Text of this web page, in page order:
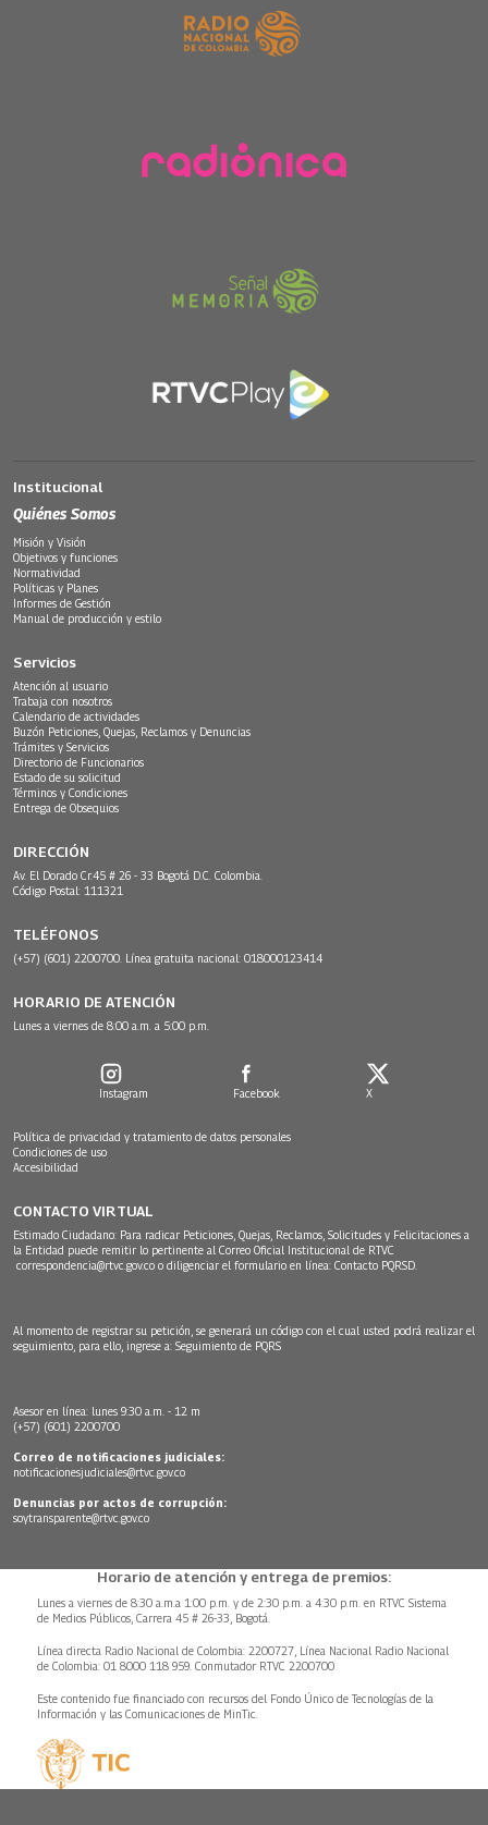
Institucional
Quiénes Somos
Misión y Visión
Objetivos y funciones
Normatividad
Políticas y Planes
Informes de Gestión
Manual de producción y estilo
Servicios
Atención al usuario
Trabaja con nosotros
Calendario de actividades
Buzón Peticiones, Quejas, Reclamos y Denuncias
Trámites y Servicios
Directorio de Funcionarios
Estado de su solicitud
Términos y Condiciones
Entrega de Obsequios
DIRECCIÓN
Av. El Dorado Cr.45 # 26 - 33 Bogotá D.C. Colombia.
Código Postal: 111321
TELÉFONOS
(+57) (601) 2200700. Línea gratuita nacional: 018000123414
HORARIO DE ATENCIÓN
Lunes a viernes de 8:00 a.m. a 5:00 p.m.
Instagram Facebook X
Política de privacidad y tratamiento de datos personales
Condiciones de uso
Accesibilidad
CONTACTO VIRTUAL
Estimado Ciudadano: Para radicar Peticiones, Quejas, Reclamos, Solicitudes y Felicitaciones a
la Entidad puede remitir lo pertinente al Correo Oficial Institucional de RTVC
correspondencia@rtvc.gov.co o diligenciar el formulario en línea: Contacto PQRSD.
Al momento de registrar su petición, se generará un código con el cual usted podrá realizar el
seguimiento, para ello, ingrese a: Seguimiento de PQRS
Asesor en línea: lunes 9:30 a.m. - 12 m
(+57) (601) 2200700
Correo de notificaciones judiciales:
notificacionesjudiciales@rtvc.gov.co
Denuncias por actos de corrupción:
soytransparente@rtvc.gov.co
Horario de atención y entrega de premios:
Lunes a viernes de 8:30 a.m.a 1:00 p.m. y de 2:30 p.m. a 4:30 p.m. en RTVC Sistema
de Medios Públicos, Carrera 45 # 26-33, Bogotá.
Línea directa Radio Nacional de Colombia: 2200727, Línea Nacional Radio Nacional
de Colombia: 01 8000 118 959. Conmutador RTVC 2200700
Este contenido fue financiado con recursos del Fondo Único de Tecnologías de la
Información y las Comunicaciones de MinTic.